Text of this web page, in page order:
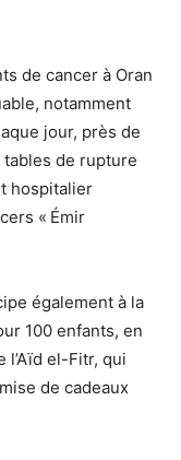
de cancer à Oran
notamment
jour, près de
de rupture
hospitalier
« Émir
également à la
100 enfants, en
l’Aïd el-Fitr, qui
de cadeaux